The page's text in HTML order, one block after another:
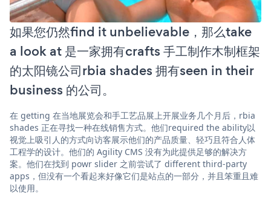
如果您仍然find it unbelievable，那么take
a look at 是一家拥有crafts 手工制作木制框架
的太阳镜公司rbia shades 拥有seen in their
business 的公司。
在 getting 在当地展览会和手工艺品展上开展业务几个月后，rbia
shades 正在寻找一种在线销售方式。他们required the ability以
视觉上吸引人的方式向访客展示他们的产品质量、轻巧且符合人体
工程学的设计。他们的 Agility CMS 没有为此提供足够的解决方
案。他们在找到 powr slider 之前尝试了 different third-party
apps，但没有一个看起来好像它们是站点的一部分，并且笨重且难
以使用。